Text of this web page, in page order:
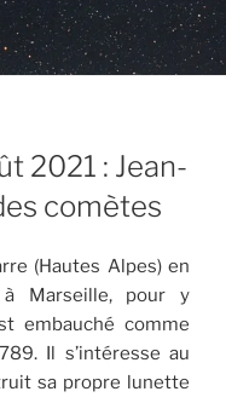
2021 : Jean-
comètes
(Hautes Alpes) en
Marseille, pour y
embauché comme
Il s’intéresse au
sa propre lunette